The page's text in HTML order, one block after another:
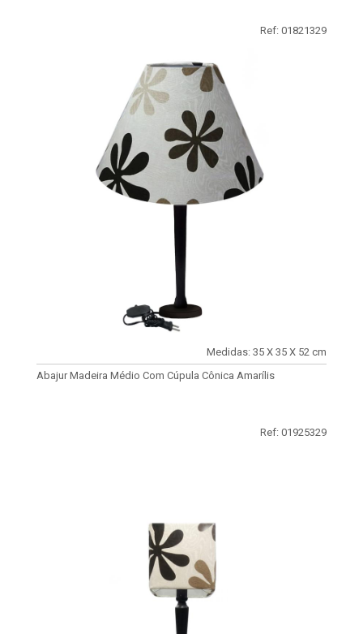
Ref: 01821329
Medidas: 35 X 35 X 52 cm
Abajur Madeira Médio Com Cúpula Cônica Amarílis
Ref: 01925329